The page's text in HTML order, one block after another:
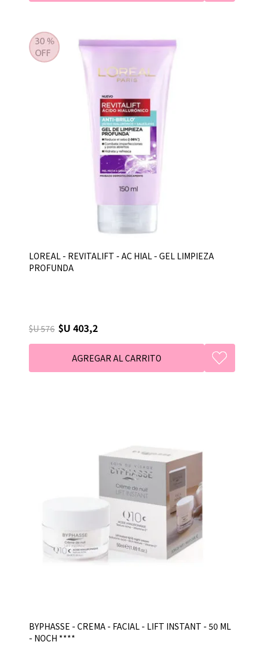
LOREAL - REVITALIFT - AC HIAL - GEL LIMPIEZA
PROFUNDA
$U 576 $U 403,2
BYPHASSE - CREMA - FACIAL - LIFT INSTANT - 50 ML
- NOCH ****